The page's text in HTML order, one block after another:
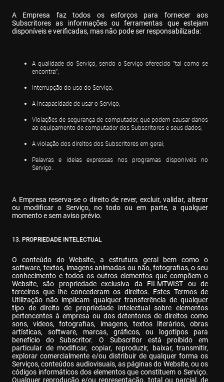
A Empresa faz todos os esforços para fornecer aos
Subscritores as informações ou ferramentas que estejam
disponíveis e verificadas, mas não pode ser responsabilizada:
A qualidade do Serviço, sendo o Serviço oferecido "tal como se
encontra”;
Interrupção do uso do Serviço;
A incapacidade de usar o Serviço;
Violações de segurança de computador, que podem causar danos
ao equipamento de computador dos Subscritores e seus dados;
A violação dos direitos dos Subscritores em geral;
Palavras e ideias expressas nos programas disponíveis no
Serviço.
A Empresa reserva-se o direito de rever, excluir, validar, alterar
ou modificar o Serviço, no todo ou em parte, a qualquer
momento e sem aviso prévio.
13. PROPRIEDADE INTELECTUAL
O conteúdo do Website, a estrutura geral bem como o
software, textos, imagens animadas ou não, fotografias, o seu
conhecimento e todos os outros elementos que compõem o
Website, são propriedade exclusiva da FILMTWIST ou de
terceiros que lhe concederam os direitos. Estes Termos de
Utilização não implicam qualquer transferência de qualquer
tipo de direito de propriedade intelectual sobre elementos
pertencentes à empresa ou dos detentores de direitos como
sons, vídeos, fotografias, imagens, textos literários, obras
artísticas, software, marcas, gráficos, ou logotipos para
benefício do Subscritor. O Subscritor está proibido em
particular de modificar, copiar, reproduzir, baixar, transmitir,
explorar comercialmente e/ou distribuir de qualquer forma os
Serviços, conteúdos audiovisuais, as páginas do Website, ou os
códigos informáticos dos elementos que constituem o Serviço.
Qualquer reprodução e/ou representação, total ou parcial, de